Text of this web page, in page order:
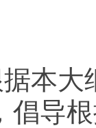
本
倡导